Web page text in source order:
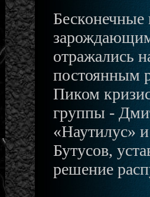
Бесконечные
отражались
постоянным
Пиком
группы -
«Наутилус»
Бутусов,
решение